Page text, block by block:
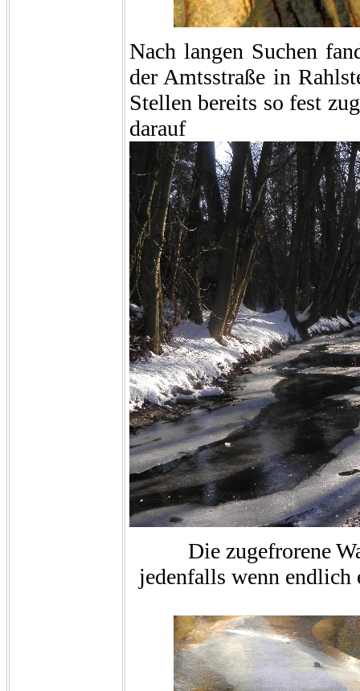
Nach langen Suchen
der Amtsstraße in
Stellen bereits so fest
darauf
Die zugefrorene
jedenfalls wenn endlich